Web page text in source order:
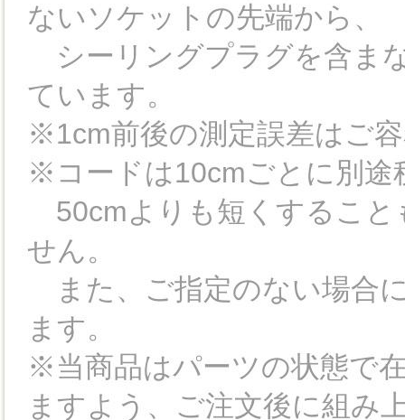
ないソケットの先端から、
シーリングプラグを含ま
ています。
※1cm前後の測定誤差はご
※コードは10cmごとに別途
50cmよりも短くすること
せん。
また、ご指定のない場合
ます。
※当商品はパーツの状態で
ますよう、ご注文後に組み